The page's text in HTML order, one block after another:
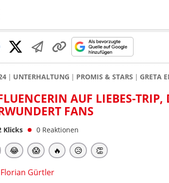
UNTERHALTUNG PROMIS & STARS GRETA
AUF LIEBES-
FANS
Klicks 0 Reaktionen
😂 😱 🔥 😥 👏
Florian Gürtler